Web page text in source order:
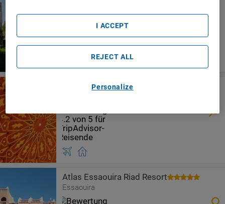
Luxury Riad Mounia
Atlas Essaouira Riad Resort
Essaouira
Personalize
REJECT ALL
I ACCEPT